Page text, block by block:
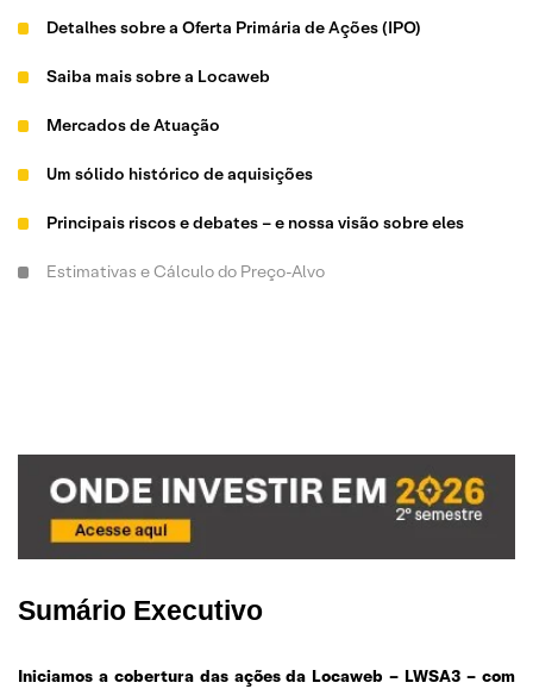
Detalhes sobre a Oferta Primária de Ações (IPO)
Saiba mais sobre a Locaweb
Mercados de Atuação
Um sólido histórico de aquisições
Principais riscos e debates – e nossa visão sobre eles
Estimativas e Cálculo do Preço-Alvo
Sumário Executivo
Iniciamos a cobertura das ações da Locaweb – LWSA3 – com